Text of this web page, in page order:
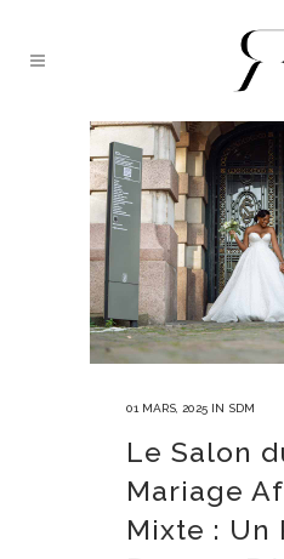
01 MARS, 2025 IN SDM
Le Salon
Mariage
Mixte : Un